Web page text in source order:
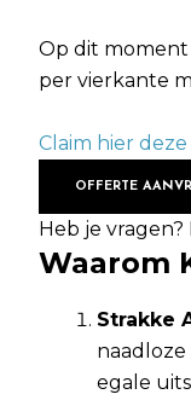
Op dit
per vierkante
Claim hier deze
OFFERTE
Heb je vragen?
Waarom
Strakke
egale